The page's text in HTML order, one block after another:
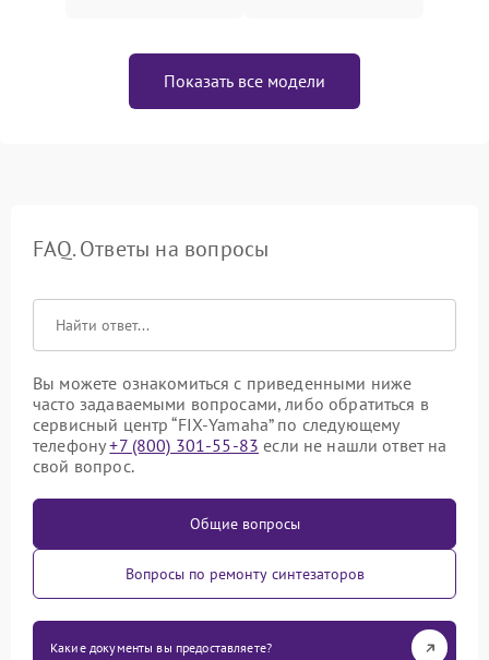
Показать все модели
FAQ. Ответы на вопросы
Вы можете ознакомиться с приведенными ниже
часто задаваемыми вопросами, либо обратиться в
сервисный центр “FIX-Yamaha” по следующему
телефону+7 (800) 301-55-83 если не нашли ответ на
свой вопрос.
Общие вопросы
Вопросы по ремонту синтезаторов
Какие документы вы предоставляете?